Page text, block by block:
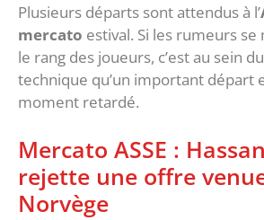
Plusieurs départs sont attendus à l’
mercato estival. Si les rumeurs
le rang des joueurs, c’est au sein
technique qu’un important départ
moment retardé.
Mercato ASSE :
rejette une offre
Norvège